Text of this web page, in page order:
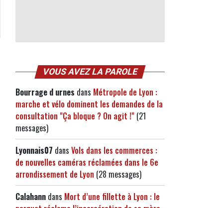
VOUS AVEZ LA PAROLE
Bourrage d urnes dans Métropole de Lyon :
marche et vélo dominent les demandes de la
consultation "Ça bloque ? On agit !" (21
messages)
Lyonnais07 dans Vols dans les commerces :
de nouvelles caméras réclamées dans le 6e
arrondissement de Lyon (28 messages)
Calahann dans Mort d’une fillette à Lyon : le